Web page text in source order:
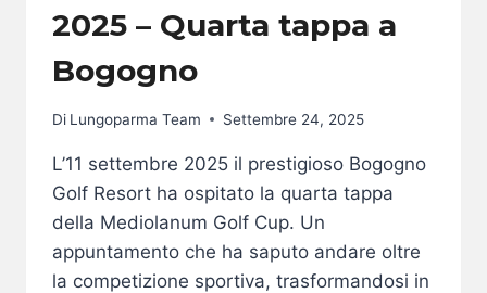
2025 – Quarta tappa a
Bogogno
Di Lungoparma Team Settembre 24, 2025
L’11 settembre 2025 il prestigioso Bogogno
Golf Resort ha ospitato la quarta tappa
della Mediolanum Golf Cup. Un
appuntamento che ha saputo andare oltre
la competizione sportiva, trasformandosi in